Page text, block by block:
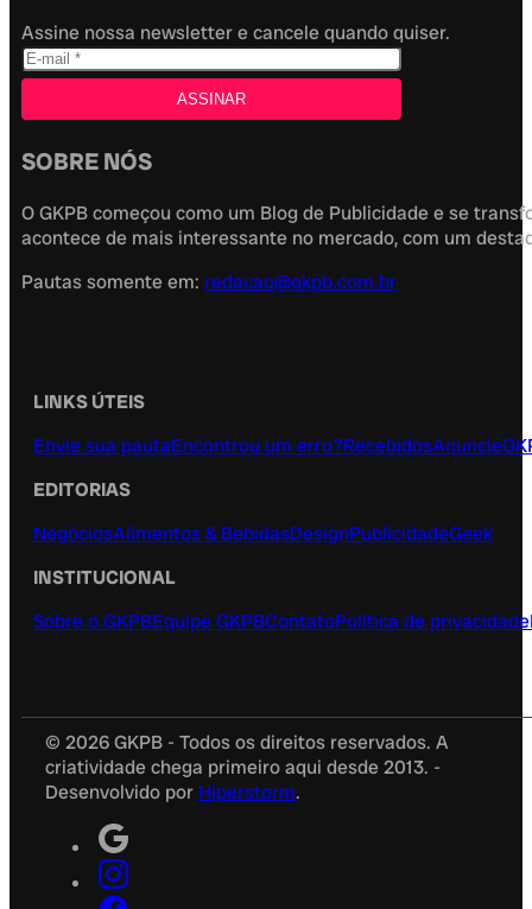
Assine nossa newsletter e cancele quando quiser.
SOBRE NÓS
O GKPB começou como um Blog de Publicidade e se
acontece de mais interessante no mercado, com um
Pautas somente em: redacao@gkpb.com.br
LINKS ÚTEIS
Envie sua pautaEncontrou um erro?RecebidosAnuncie
EDITORIAS
NegóciosAlimentos & BebidasDesignPublicidadeGeek
INSTITUCIONAL
Sobre o GKPBEquipe GKPBContatoPolítica de privacidade
© 2026 GKPB - Todos os direitos reservados. A
criatividade chega primeiro aqui desde 2013. -
Desenvolvido por Hiperstorm.